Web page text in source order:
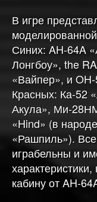
В игре
Синих: AH-64A
Лонгбоу», the
«Вайпер», и
Красных: Ка-52
Акула», Ми-
«Hind» (в
«Рашпиль»).
играбельны и
кабину от AH-